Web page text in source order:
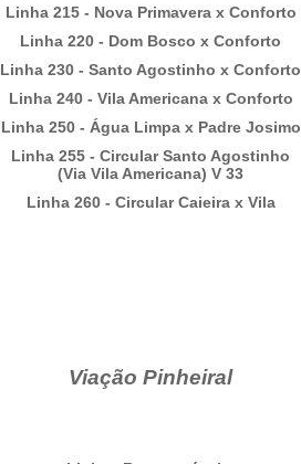
Linha 215 - Nova Primavera x Conforto
Linha 220 - Dom Bosco x Conforto
Linha 230 - Santo Agostinho x Conforto
Linha 240 - Vila Americana x Conforto
Linha 250 - Água Limpa x Padre Josimo
Linha 255 - Circular Santo Agostinho
(Via Vila Americana) V 33
Linha 260 - Circular Caieira x Vila
Viação Pinheiral